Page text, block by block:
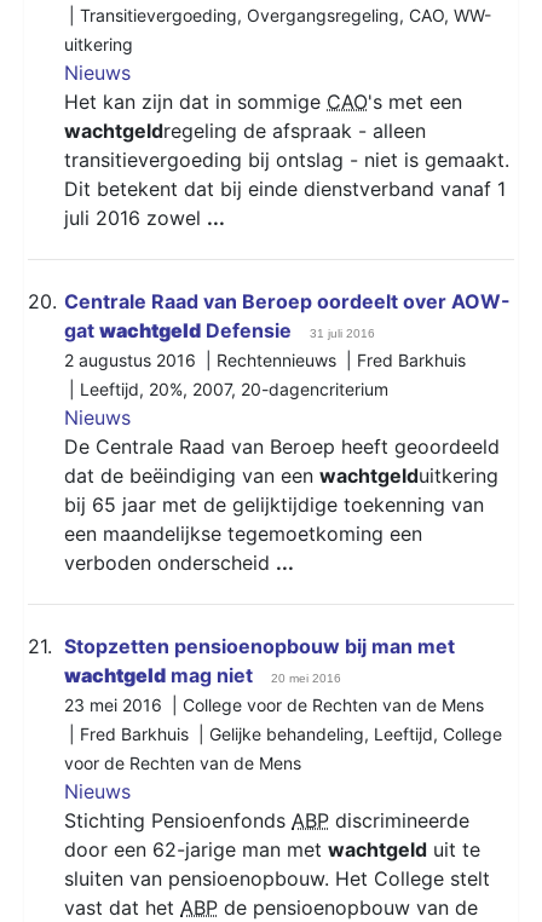
Transitievergoeding, Overgangsregeling, CAO, WW-
uitkering
Nieuws
Het kan zijn dat in sommige CAO's met een
wachtgeldregeling de afspraak - alleen
transitievergoeding bij ontslag - niet is gemaakt.
Dit betekent dat bij einde dienstverband vanaf 1
juli 2016 zowel ...
20. Centrale Raad van Beroep oordeelt over AOW-
gat wachtgeld Defensie 31 juli 2016
2 augustus 2016 | Rechtennieuws | Fred Barkhuis
Leeftijd, 20%, 2007, 20-dagencriterium
Nieuws
De Centrale Raad van Beroep heeft geoordeeld
dat de beëindiging van een wachtgelduitkering
bij 65 jaar met de gelijktijdige toekenning van
een maandelijkse tegemoetkoming een
verboden onderscheid ...
21. Stopzetten pensioenopbouw bij man met
wachtgeld mag niet 20 mei 2016
23 mei 2016 | College voor de Rechten van de Mens
| Fred Barkhuis | Gelijke behandeling, Leeftijd, College
voor de Rechten van de Mens
Nieuws
Stichting Pensioenfonds ABP discrimineerde
door een 62-jarige man met wachtgeld uit te
sluiten van pensioenopbouw. Het College stelt
vast dat het ABP de pensioenopbouw van de